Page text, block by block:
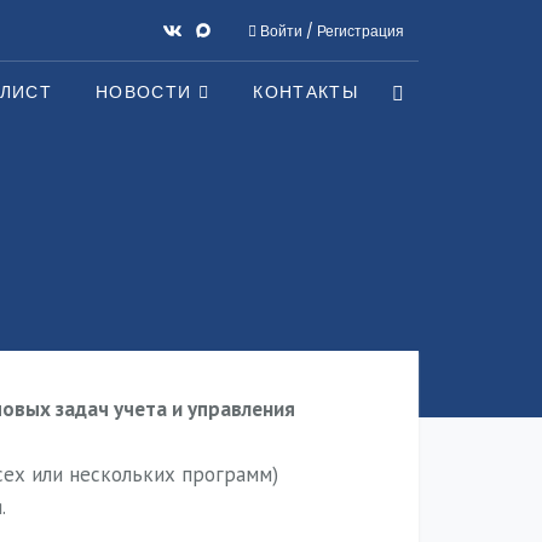
Войти / Регистрация
НОВОСТИ КОНТАКТЫ
задач учета и управления
или нескольких программ)